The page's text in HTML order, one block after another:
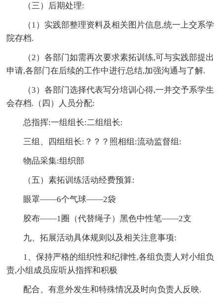
（三）后期处理:
（1）实践部整理资料及相关图片信息,统一上交系学
院存档.
（2）各部门如需再次要求素拓训练,可与实践部提出
申请,各部门在后续的工作中进行总结,加强沟通与了解.
（3）各部门选择代表写分培训心得,一并交予系学生
会存档.（四）人员分配:
总指挥:一组组长:二组组长:
三组、四组组长:？？？照相组:流动监督组:
物品采集:组织部
（五）素拓训练活动经费预算:
眼罩——6个气球——2袋
胶布——1圈（代替绳子）黑色中性笔——2支
九、拓展活动具体规则以及相关注意事项:
1、保持严格的组织性和纪律性,各组负责人对小组负
责,小组成员应听从指挥和积极
配合、有意外发生和特殊情况及时向负责人反映.